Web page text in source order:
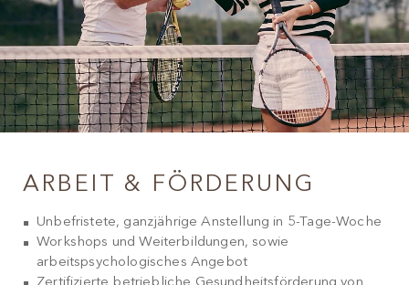
ARBEIT & FÖRDERUNG
Unbefristete, ganzjährige Anstellung in 5-Tage-Woche
Workshops und Weiterbildungen, sowie
arbeitspsychologisches Angebot